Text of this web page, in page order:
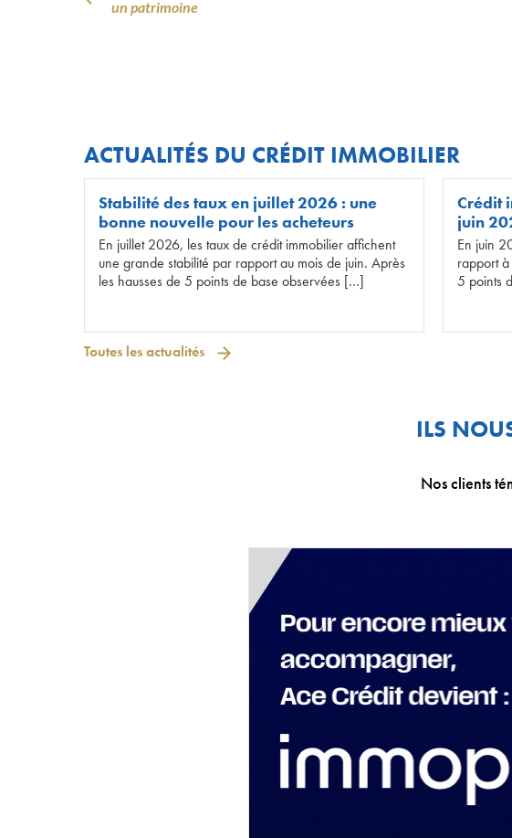
un patrimoine
ACTUALITÉS DU CRÉDIT IMMOBILIER
Stabilité des taux en juillet 2026 : une
bonne nouvelle pour les acheteurs
En juillet 2026, les taux de crédit immobilier affichent
une grande stabilité par rapport au mois de juin. Après
les hausses de 5 points de base observées […]
Crédit
juin
En juin
rapport
5 points
Toutes les actualités
ILS
Nos clients